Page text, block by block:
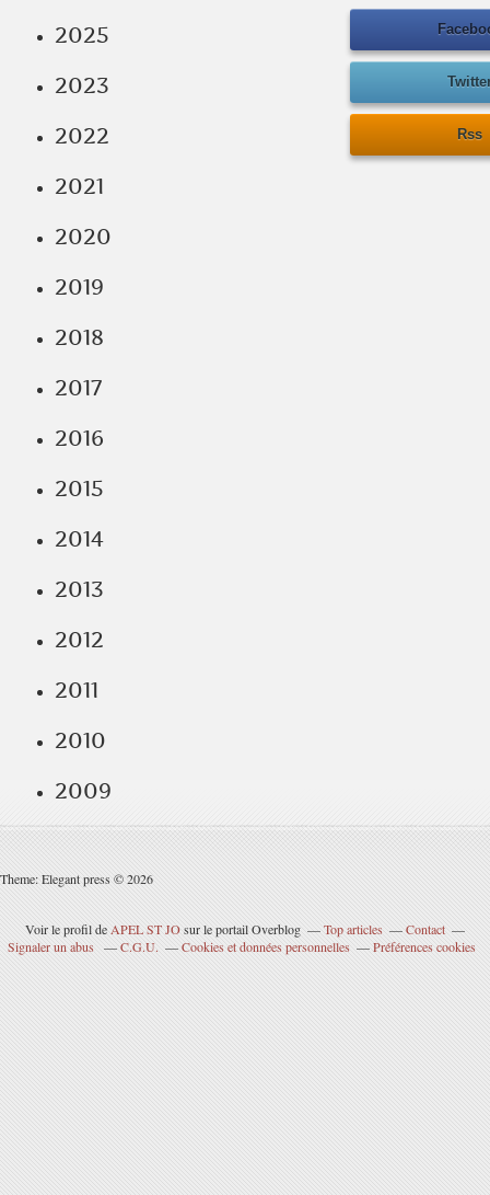
2025
2023
2022
2021
2020
2019
2018
2017
2016
2015
2014
2013
2012
2011
2010
2009
Rss
Theme: Elegant press © 2026
Voir le profil de APEL ST JOsur le portail Overblog Top articles
Contact
Signaler un abus
C.G.U. Cookies et données personnelles Préférences cookies